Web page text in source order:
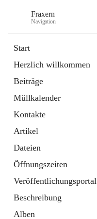
Fraxern
Navigation
Start
Herzlich willkommen
Beiträge
Müllkalender
Kontakte
Artikel
Dateien
Öffnungszeiten
Veröffentlichungsportal
Beschreibung
Alben
Ordner
in
Tab
Formulare
Artikel
öffnet
in
neuem
Tab